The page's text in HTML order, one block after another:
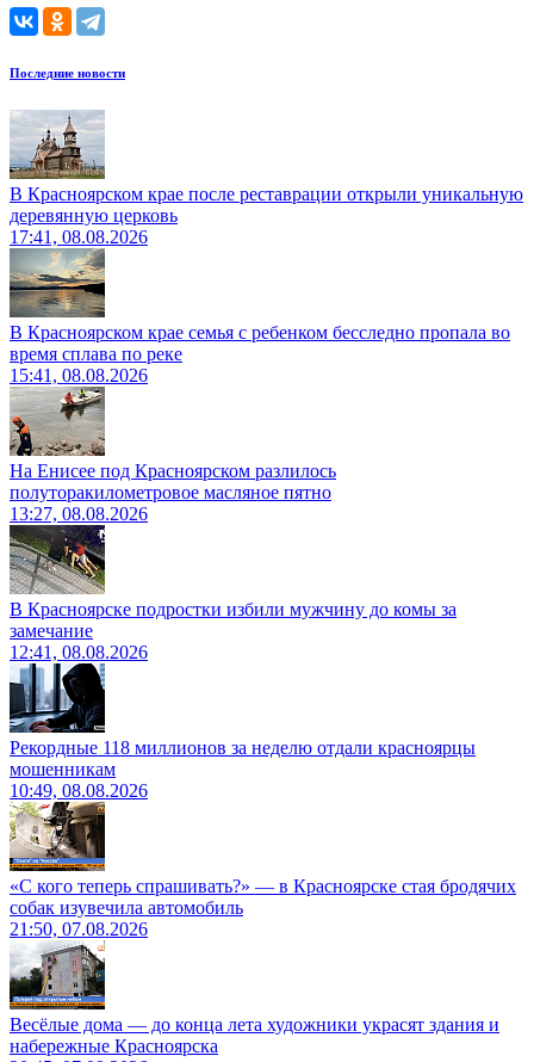
Последние новости
В Красноярском крае после реставрации открыли уникальную
деревянную церковь
17:41, 08.08.2026
В Красноярском крае семья с ребенком бесследно пропала во
время сплава по реке
15:41, 08.08.2026
На Енисее под Красноярском разлилось
полуторакилометровое масляное пятно
13:27, 08.08.2026
В Красноярске подростки избили мужчину до комы за
замечание
12:41, 08.08.2026
Рекордные 118 миллионов за неделю отдали красноярцы
мошенникам
10:49, 08.08.2026
«С кого теперь спрашивать?» — в Красноярске стая бродячих
собак изувечила автомобиль
21:50, 07.08.2026
Весёлые дома — до конца лета художники украсят здания и
набережные Красноярска